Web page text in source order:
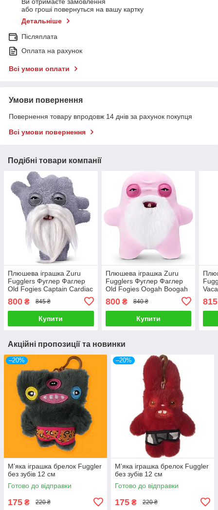
Ви отримаєте замовлення
або гроші повернуться на вашу картку
Детальніше
Післяплата
Оплата на рахунок
Всі умови оплати
Умови повернення
Повернення товару впродовж 14 днів за рахунок покупця
Всі умови повернення
Подібні товари компанії
Плюшева іграшка Zuru
Fugglers Фуглер Фаглер
Old Fogies Captain Cardiac
22 см монстр плюшевий
ZURU
800 ₴ 845 ₴
Купити
Плюшева іграшка Zuru
Fugglers Фуглер Фаглер
Old Fogies Oogah Boogah
22 см монстр плюшевий
ZURU
800₴ 840 ₴
Купити
815
Акційні пропозиції та новинки
–20%
Мʼяка іграшка брелок Fuggler
без зубів 12 см
Готово до відправки
175 ₴ 220 ₴
–20%
Мʼяка іграшка брелок Fuggler
без зубів 12 см
Готово до відправки
175 ₴ 220 ₴